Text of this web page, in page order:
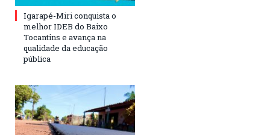
Igarapé-Miri conquista o
melhor IDEB do Baixo
Tocantins e avança na
qualidade da educação
pública